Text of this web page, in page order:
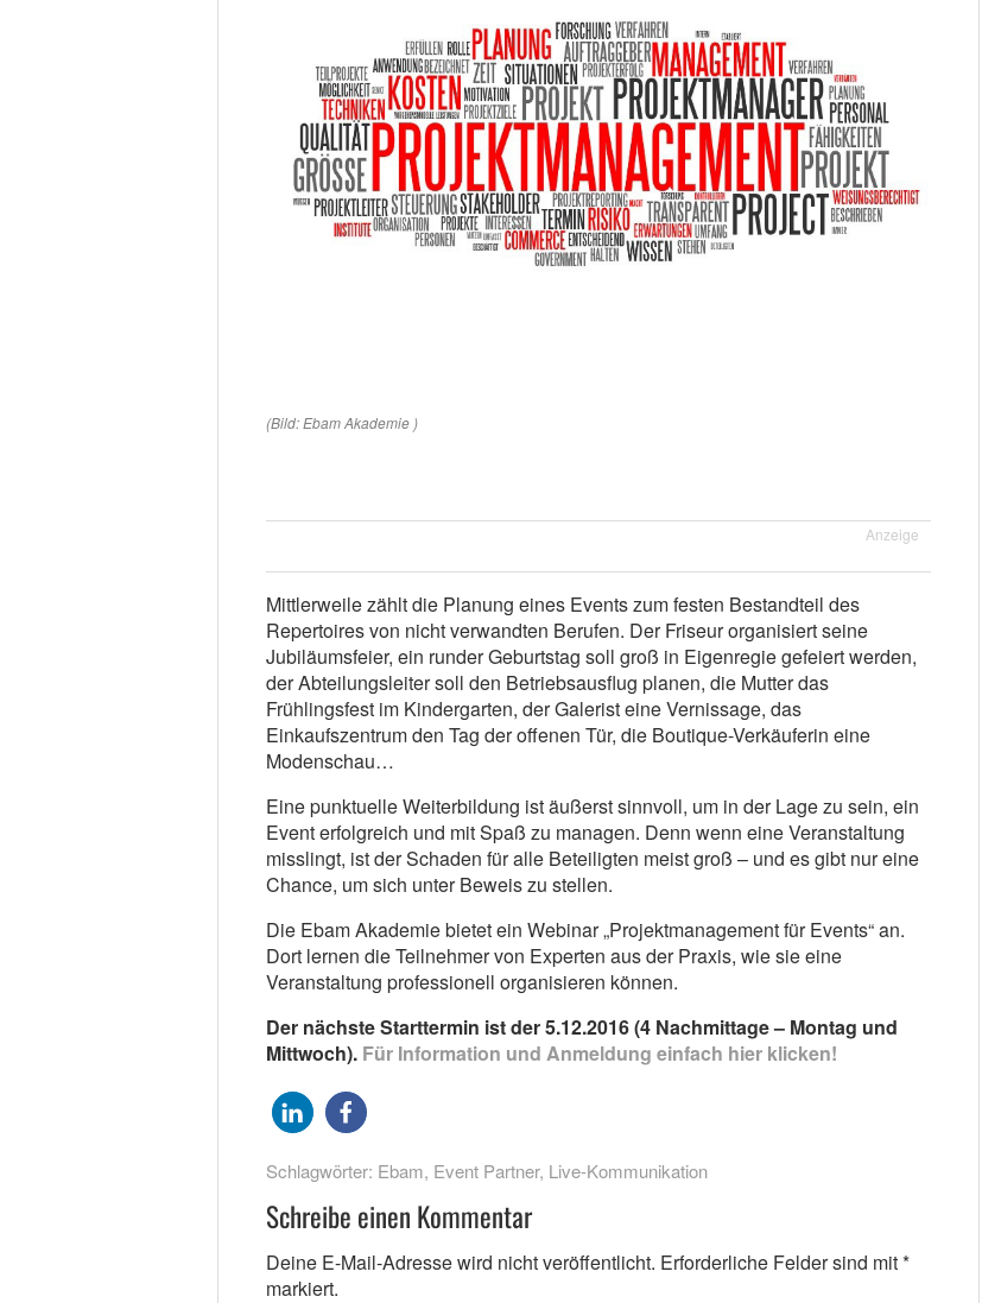
(Bild: Ebam Akademie )
Anzeige
Mittlerweile zählt die Planung eines Events zum festen Bestandteil des
Repertoires von nicht verwandten Berufen. Der Friseur organisiert seine
Jubiläumsfeier, ein runder Geburtstag soll groß in Eigenregie gefeiert werden,
der Abteilungsleiter soll den Betriebsausflug planen, die Mutter das
Frühlingsfest im Kindergarten, der Galerist eine Vernissage, das
Einkaufszentrum den Tag der offenen Tür, die Boutique-Verkäuferin eine
Modenschau…
Eine punktuelle Weiterbildung ist äußerst sinnvoll, um in der Lage zu sein, ein
Event erfolgreich und mit Spaß zu managen. Denn wenn eine Veranstaltung
misslingt, ist der Schaden für alle Beteiligten meist groß – und es gibt nur eine
Chance, um sich unter Beweis zu stellen.
Die Ebam Akademie bietet ein Webinar „Projektmanagement für Events“ an.
Dort lernen die Teilnehmer von Experten aus der Praxis, wie sie eine
Veranstaltung professionell organisieren können.
Der nächste Starttermin ist der 5.12.2016 (4 Nachmittage – Montag und
Mittwoch). Für Information und Anmeldung einfach hier klicken!
Schlagwörter: Ebam, Event Partner, Live-Kommunikation
Schreibe einen Kommentar
Deine E-Mail-Adresse wird nicht veröffentlicht. Erforderliche Felder sind mit*
markiert.